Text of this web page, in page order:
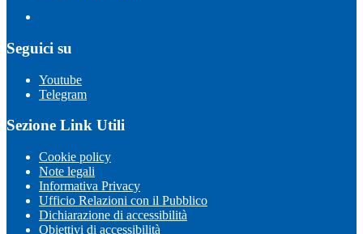
Seguici su
Youtube
Telegram
Sezione Link Utili
Cookie policy
Note legali
Informativa Privacy
Ufficio Relazioni con il Pubblico
Dichiarazione di accessibilità
Obiettivi di accessibilità